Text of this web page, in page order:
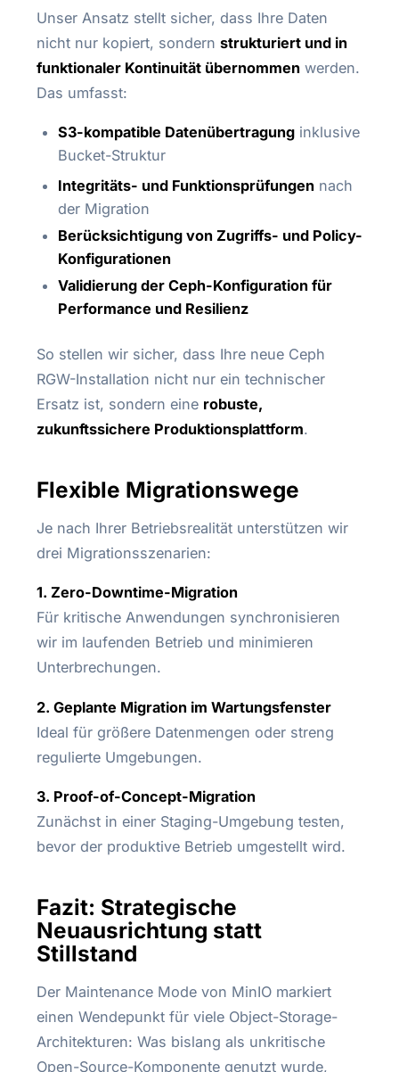
Unser Ansatz stellt sicher, dass Ihre Daten
nicht nur kopiert, sondern strukturiert und in
funktionaler Kontinuität übernommenwerden.
Das umfasst:
S3-kompatible Datenübertragung inklusive
Bucket-Struktur
Integritäts- und Funktionsprüfungen nach
der Migration
Berücksichtigung von Zugriffs- und Policy-
Konfigurationen
Validierung der Ceph-Konfiguration für
Performance und Resilienz
So stellen wir sicher, dass Ihre neue Ceph
RGW-Installation nicht nur ein technischer
Ersatz ist, sondern eine robuste,
zukunftssichere Produktionsplattform.
Flexible Migrationswege
Je nach Ihrer Betriebsrealität unterstützen wir
drei Migrationsszenarien:
1. Zero-Downtime-Migration
Für kritische Anwendungen synchronisieren
wir im laufenden Betrieb und minimieren
Unterbrechungen.
2. Geplante Migration im Wartungsfenster
Ideal für größere Datenmengen oder streng
regulierte Umgebungen.
3. Proof-of-Concept-Migration
Zunächst in einer Staging-Umgebung testen,
bevor der produktive Betrieb umgestellt wird.
Fazit: Strategische
Neuausrichtung statt
Stillstand
Der Maintenance Mode von MinIO markiert
einen Wendepunkt für viele Object-Storage-
Architekturen: Was bislang als unkritische
Open-Source-Komponente genutzt wurde,